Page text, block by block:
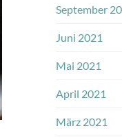
September
Juni 2021
Mai 2021
April 2021
März 2021